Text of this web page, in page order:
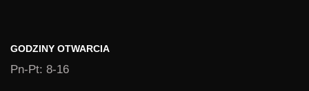
GODZINY OTWARCIA
Pn-Pt: 8-16